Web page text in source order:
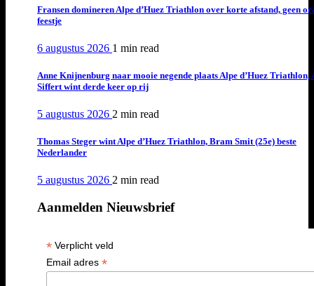
Fransen domineren Alpe d’Huez Triathlon over korte afstand, geen
feestje
6 augustus 2026 1 min read
Anne Knijnenburg naar mooie negende plaats Alpe d’Huez Triathlon,
Siffert wint derde keer op rij
5 augustus 2026 2 min read
Thomas Steger wint Alpe d’Huez Triathlon, Bram Smit (25e) beste
Nederlander
5 augustus 2026 2 min read
Aanmelden Nieuwsbrief
*Verplicht veld
Email adres *